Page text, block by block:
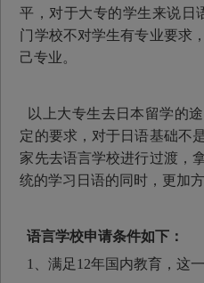
平，对于大专的学生来说日
门学校不对学生有专业要求
己专业。
以上大专生去日本留学的
定的要求，对于日语基础不
家先去语言学校进行过渡，
统的学习日语的同时，更加
语言学校申请条件如下：
1、满足12年国内教育，这